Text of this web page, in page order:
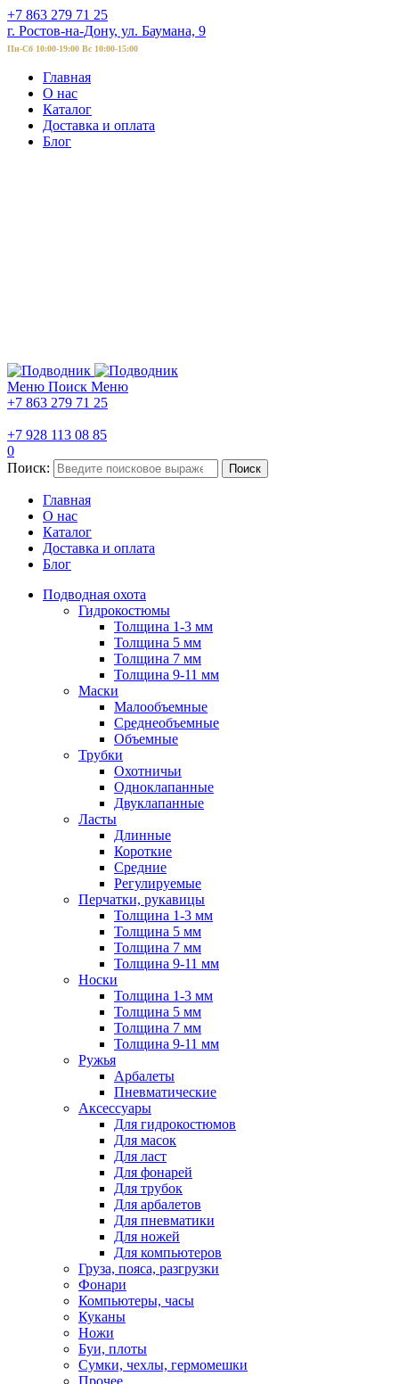
+7 863 279 71 25
г. Ростов-на-Дону, ул. Баумана, 9
Пн-Сб 10:00-19:00 Вс 10:00-15:00
Главная
О нас
Каталог
Доставка и оплата
Блог
Меню Поиск Меню
+7 863 279 71 25
+7 928 113 08 85
0
Поиск:
Поиск
Главная
О нас
Каталог
Доставка и оплата
Блог
Подводная охота
Гидрокостюмы
Толщина 1-3 мм
Толщина 5 мм
Толщина 7 мм
Толщина 9-11 мм
Маски
Малообъемные
Среднеобъемные
Объемные
Трубки
Охотничьи
Одноклапанные
Двуклапанные
Ласты
Длинные
Короткие
Средние
Регулируемые
Перчатки, рукавицы
Толщина 1-3 мм
Толщина 5 мм
Толщина 7 мм
Толщина 9-11 мм
Носки
Толщина 1-3 мм
Толщина 5 мм
Толщина 7 мм
Толщина 9-11 мм
Ружья
Арбалеты
Пневматические
Аксессуары
Для гидрокостюмов
Для масок
Для ласт
Для фонарей
Для трубок
Для арбалетов
Для пневматики
Для ножей
Для компьютеров
Груза, пояса, разгрузки
Фонари
Компьютеры, часы
Куканы
Ножи
Буи, плоты
Сумки, чехлы, гермомешки
Прочее